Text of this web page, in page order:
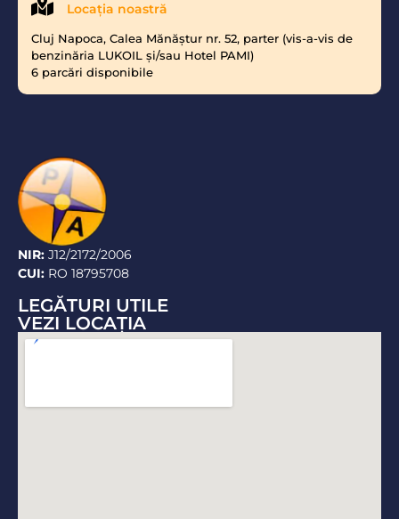
Locaţia noastră
Cluj Napoca, Calea Mănăştur nr. 52, parter (vis-a-vis de
benzinăria LUKOIL şi/sau Hotel PAMI)
6 parcări disponibile
NIR: J12/2172/2006
CUI: RO 18795708
LEGĂTURI UTILE
VEZI LOCAŢIA